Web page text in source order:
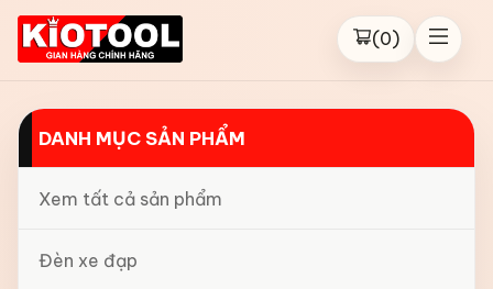
(0)
DANH MỤC SẢN PHẨM
Xem tất cả sản phẩm
Đèn xe đạp